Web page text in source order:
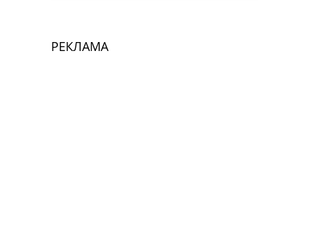
РЕКЛАМА